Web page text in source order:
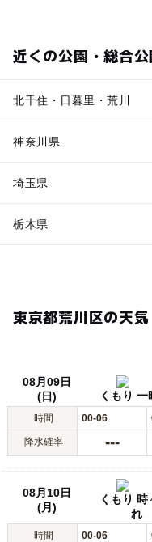
近くの公園・総合
北千住・日暮里・荒川
神奈川県
埼玉県
栃木県
東京都荒川区の天気
08月09日
(日)
くもり 一
時間 00-06
降水確率 ---
08月10日
(月)
くもり 時
れ
時間 00-06